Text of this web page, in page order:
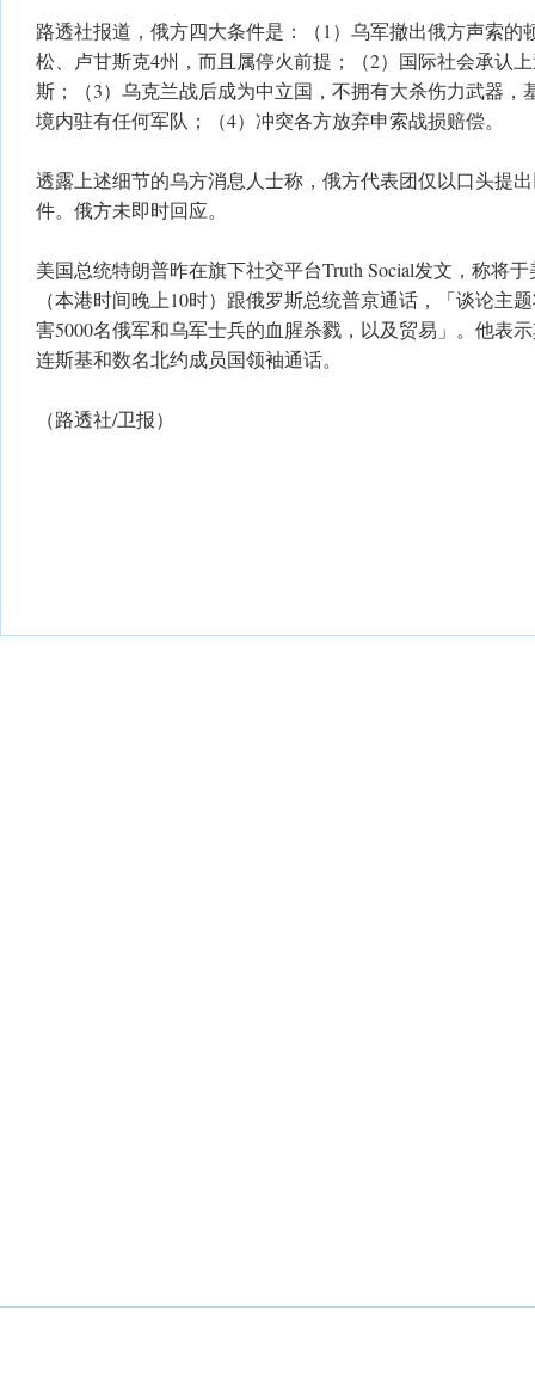
路透社报道，俄方四大条件是：（1）乌军撤出俄方声索的
松、卢甘斯克4州，而且属停火前提；（2）国际社会承认
斯；（3）乌克兰战后成为中立国，不拥有大杀伤力武器，
境内驻有任何军队；（4）冲突各方放弃申索战损赔偿。
透露上述细节的乌方消息人士称，俄方代表团仅以口头提
件。俄方未即时回应。
美国总统特朗普昨在旗下社交平台Truth Social发文，称将
（本港时间晚上10时）跟俄罗斯总统普京通话，「谈论主
害5000名俄军和乌军士兵的血腥杀戮，以及贸易」。他表
连斯基和数名北约成员国领袖通话。
（路透社/卫报）